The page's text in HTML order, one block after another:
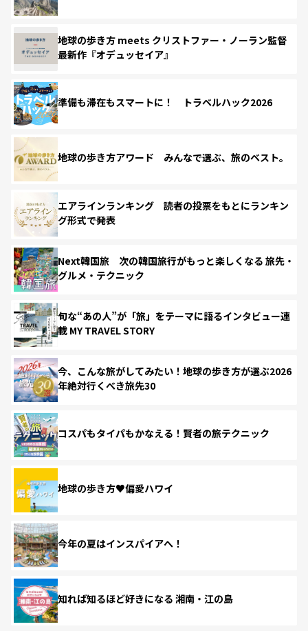
地球の歩き方 meets クリストファー・ノーラン監督
最新作『オデュッセイア』
準備も滞在もスマートに！ トラベルハック2026
地球の歩き方アワード みんなで選ぶ、旅のベスト。
エアラインランキング 読者の投票をもとにランキン
グ形式で発表
Next韓国旅 次の韓国旅行がもっと楽しくなる 旅先・
グルメ・テクニック
旬な“あの人”が「旅」をテーマに語るインタビュー連
載 MY TRAVEL STORY
今、こんな旅がしてみたい！地球の歩き方が選ぶ2026
年絶対行くべき旅先30
コスパもタイパもかなえる！賢者の旅テクニック
地球の歩き方♥偏愛ハワイ
今年の夏はインスパイアへ！
知れば知るほど好きになる 湘南・江の島